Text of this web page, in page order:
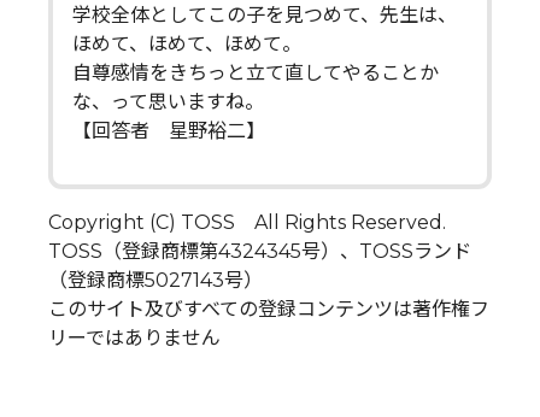
学校全体としてこの子を見つめて、先生は、
ほめて、ほめて、ほめて。
自尊感情をきちっと立て直してやることか
な、って思いますね。
【回答者 星野裕二】
Copyright (C) TOSS All Rights Reserved.
TOSS（登録商標第4324345号）、TOSSランド
（登録商標5027143号）
このサイト及びすべての登録コンテンツは著作権フ
リーではありません